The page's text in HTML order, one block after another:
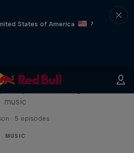
States of America
?
in the Carts
music
· 5 episodes
MUSIC